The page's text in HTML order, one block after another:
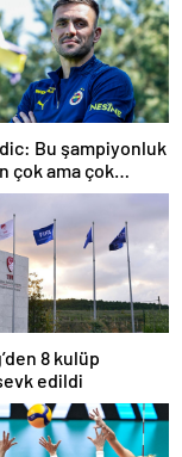
Bu şampiyonluk
çok ama çok
8 kulüp
edildi